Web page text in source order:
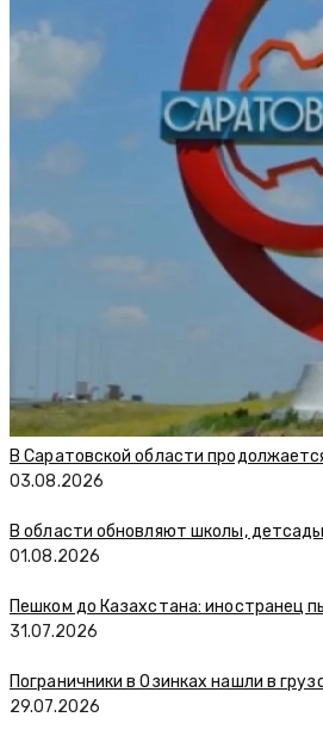
В Саратовской области
03.08.2026
В области обновляют школы,
01.08.2026
Пешком до Казахстана: иностранец
31.07.2026
Пограничники в Озинках нашли в
29.07.2026